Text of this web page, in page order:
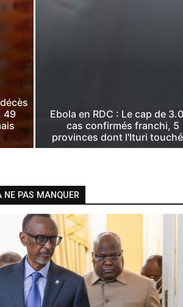
49
Ebola en RDC : Le cap de
cas confirmés franchi, 5
provinces dont l'Ituri
NE PAS MANQUER